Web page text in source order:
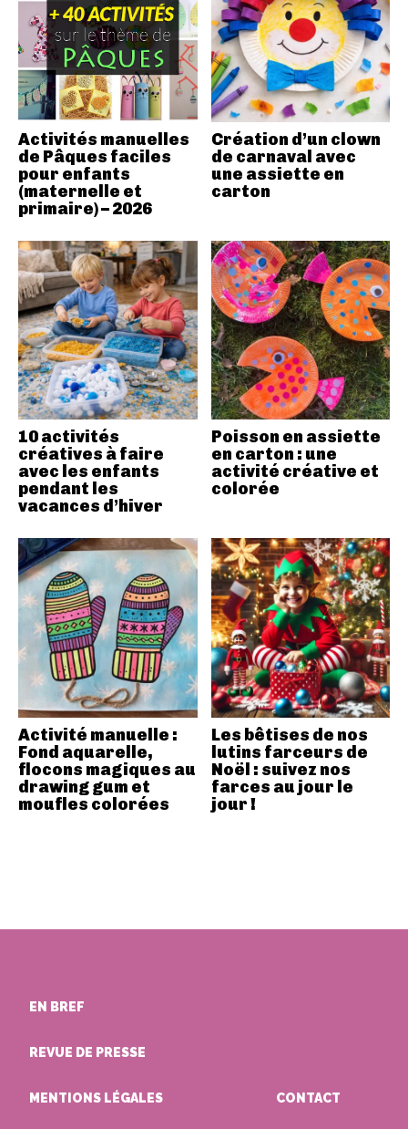
Activités manuelles
de Pâques faciles
pour enfants
(maternelle et
primaire) – 2026
Création d’un clown
de carnaval avec
une assiette en
carton
10 activités
créatives à faire
avec les enfants
pendant les
vacances d’hiver
Poisson en assiette
en carton : une
activité créative et
colorée
Activité manuelle :
Fond aquarelle,
flocons magiques au
drawing gum et
moufles colorées
Les bêtises de nos
lutins farceurs de
Noël : suivez nos
farces au jour le
jour !
EN BREF
REVUE DE PRESSE
MENTIONS LÉGALES CONTACT